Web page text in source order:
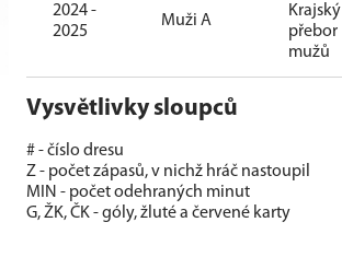
2024 -
2025
Muži A
Krajský
přebor
mužů
Vysvětlivky sloupců
# - číslo dresu
Z - počet zápasů, v nichž hráč nastoupil
MIN - počet odehraných minut
G, ŽK, ČK - góly, žluté a červené karty